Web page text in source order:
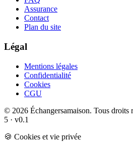
Assurance
Contact
Plan du site
Légal
Mentions légales
Confidentialité
Cookies
CGU
© 2026 Échangersamaison. Tous droits
5 · v0.1
🍪 Cookies et vie privée